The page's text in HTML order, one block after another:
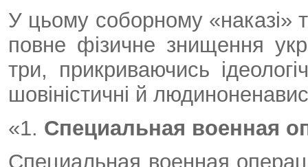
У цьому соборному «наказі»
повне фізичне знищення
три, прикриваючись
шовіністичні й
«1. Специальная военная
Специальная военная